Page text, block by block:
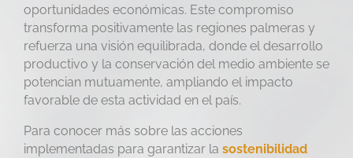
oportunidades económicas. Este compromiso
transforma positivamente las regiones palmeras y
refuerza una visión equilibrada, donde el desarrollo
productivo y la conservación del medio ambiente se
potencian mutuamente, ampliando el impacto
favorable de esta actividad en el país.
Para conocer más sobre las acciones
implementadas para garantizar la sostenibilidad